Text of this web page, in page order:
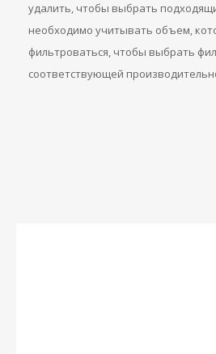
удалить, чтобы выбрать
необходимо учитывать объем,
фильтроваться, чтобы выбрать
соответствующей